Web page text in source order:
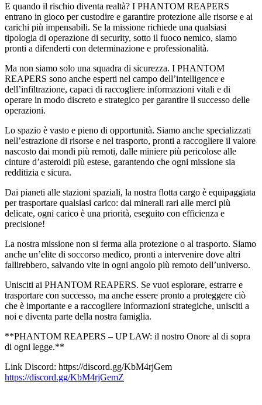
E quando il rischio diventa realtà? I PHANTOM REAPERS
entrano in gioco per custodire e garantire protezione alle risorse e ai
carichi più impensabili. Se la missione richiede una qualsiasi
tipologia di operazione di security, sotto il fuoco nemico, siamo
pronti a difenderti con determinazione e professionalità.
Ma non siamo solo una squadra di sicurezza. I PHANTOM
REAPERS sono anche esperti nel campo dell’intelligence e
dell’infiltrazione, capaci di raccogliere informazioni vitali e di
operare in modo discreto e strategico per garantire il successo delle
operazioni.
Lo spazio è vasto e pieno di opportunità. Siamo anche specializzati
nell’estrazione di risorse e nel trasporto, pronti a raccogliere il valore
nascosto dai mondi più remoti, dalle miniere più pericolose alle
cinture d’asteroidi più estese, garantendo che ogni missione sia
redditizia e sicura.
Dai pianeti alle stazioni spaziali, la nostra flotta cargo è equipaggiata
per trasportare qualsiasi carico: dai minerali rari alle merci più
delicate, ogni carico è una priorità, eseguito con efficienza e
precisione!
La nostra missione non si ferma alla protezione o al trasporto. Siamo
anche un’elite di soccorso medico, pronti a intervenire dove altri
fallirebbero, salvando vite in ogni angolo più remoto dell’universo.
Unisciti ai PHANTOM REAPERS. Se vuoi esplorare, estrarre e
trasportare con successo, ma anche essere pronto a proteggere ciò
che è importante e a raccogliere informazioni strategiche, unisciti a
noi e diventa parte della nostra famiglia.
**PHANTOM REAPERS – UP LAW: il nostro Onore al di sopra
di ogni legge.**
Link Discord: https://discord.gg/KbM4rjGem
https://discord.gg/KbM4rjGemZ